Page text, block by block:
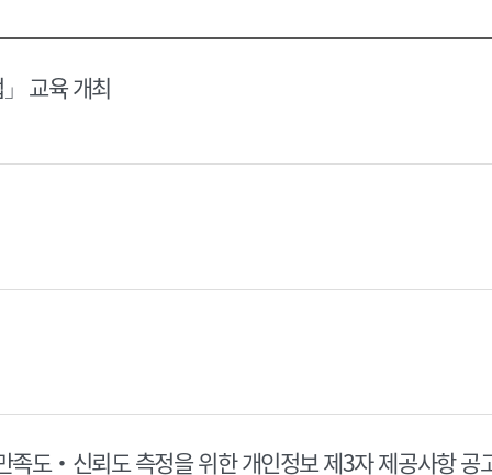
력
교육 개최
족도‧신뢰도 측정을 위한 개인정보 제3자 제공사항 공